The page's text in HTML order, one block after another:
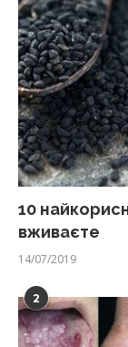
10
вживаєте
14/07/2019
2